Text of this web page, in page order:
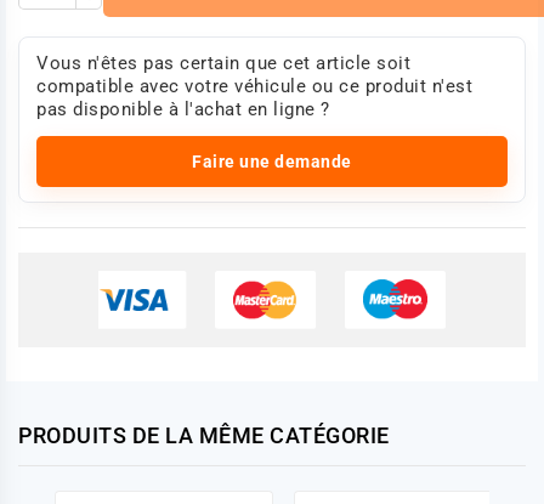
Vous n'êtes pas certain que cet article soit
compatible avec votre véhicule ou ce produit n'est
pas disponible à l'achat en ligne ?
Faire une demande
PRODUITS DE LA MÊME CATÉGORIE